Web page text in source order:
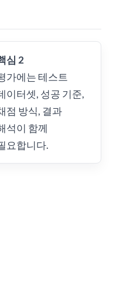
심 2
가에는 테스트
이터셋, 성공 기준,
점 방식, 결과
석이 함께
요합니다.